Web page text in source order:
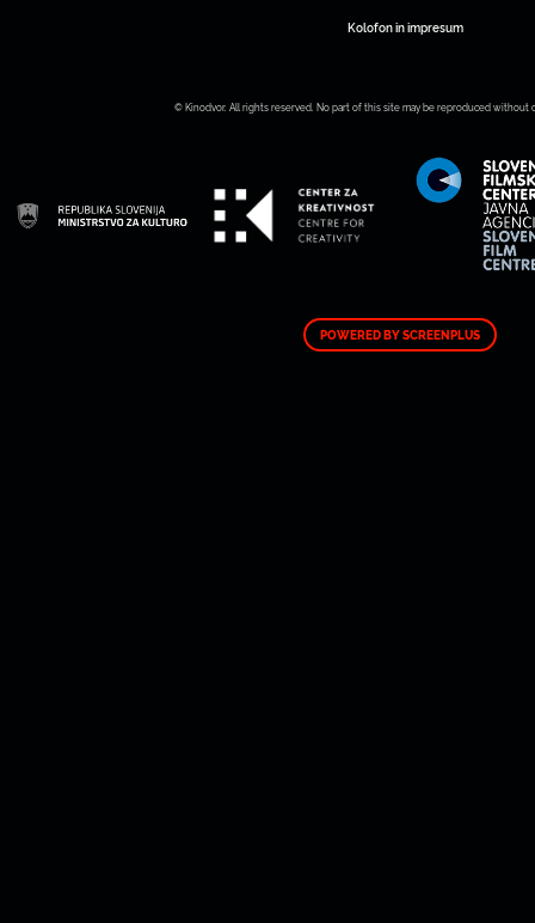
Kolofon in impresum
© Kinodvor. All rights reserved. No part of this site may be reproduced without
POWERED BY SCREENPLUS